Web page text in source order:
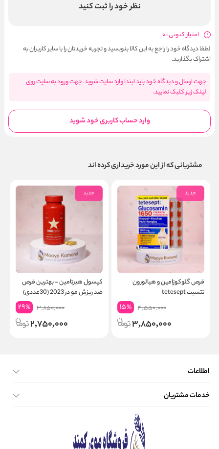
نظر خود را ثبت کنید
امتیاز کنونی : 0
لطفا دیدگاه خود را راجع به این کالا بنویسید و تجربه خریدتان را با سایر کاربران به
اشتراک بگذارید.
جهت ارسال و دیدگاه خود باید ابتدا وارد سایت شوید. جهت ورود به سایت روی
لینک زیر کلیک نمایید.
وارد حساب کاربری خود شوید
مشتریانی که از این مورد خریداری کرده اند
جدید
قرص گلوکوزامین و هیالورون
تتسپت tetesept
4,550,000
15%
3,850,000
جدید
کپسول هیرتامین - بهترین قرص
ضد ریزش مو در 2023 (30عددی)
3,850,000
29%
2,750,000
اطلاعات
صفحه اصلی
خدمات مشتریان